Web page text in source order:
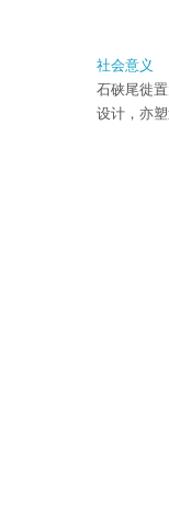
社会意义
石硖尾徙
设计，亦